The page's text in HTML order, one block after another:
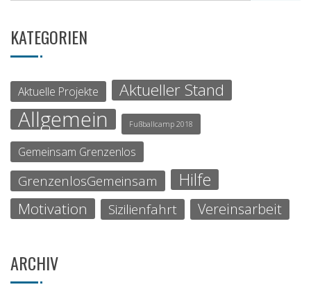
KATEGORIEN
Aktuelle Projekte Aktueller Stand
Allgemein Fußballcamp 2018
Gemeinsam Grenzenlos
GrenzenlosGemeinsam Hilfe
Motivation Sizilienfahrt Vereinsarbeit
ARCHIV